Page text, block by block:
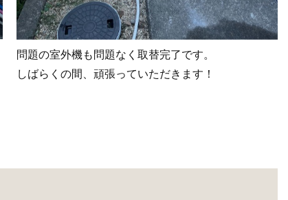
問題の室外機も問題なく取替完了です。
しばらくの間、頑張っていただきます！